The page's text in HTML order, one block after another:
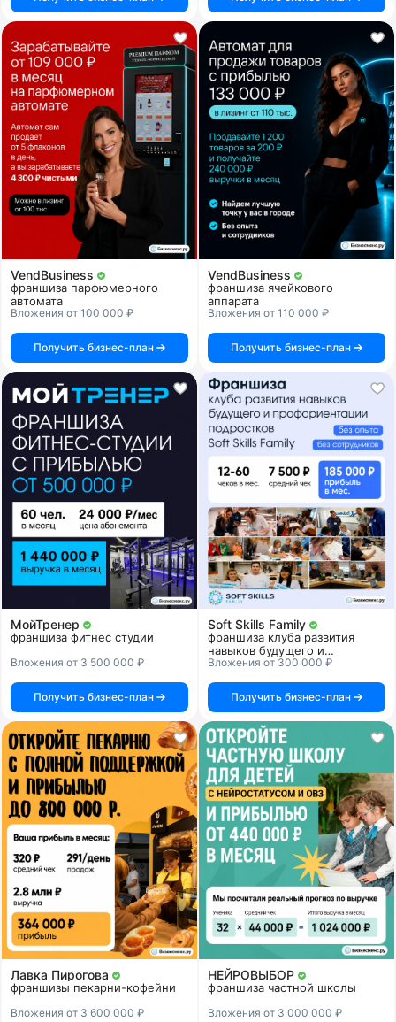
VendBusiness
франшиза парфюмерного
автомата
Вложения от 100 000 ₽
Получить бизнес-план
VendBusiness
франшиза ячейкового
аппарата
Вложения от 110 000 ₽
Получить бизнес-план
МойТренер
франшиза фитнес студии
Вложения от 3 500 000 ₽
Получить бизнес-план
Soft Skills Family
франшиза клуба развития
навыков будущего и
профориентации подростков
Вложения от 300 000 ₽
Получить бизнес-план
Лавка Пирогова
франшизы пекарни-кофейни
Вложения от 3 600 000 ₽
НЕЙРОВЫБОР
франшиза частной школы
Вложения от 3 000 000 ₽